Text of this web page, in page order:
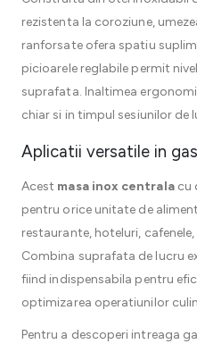
rezistenta la coroziune,
ranforsate ofera spatiu
picioarele reglabile permit
suprafata. Inaltimea
chiar si in timpul sesiunilor de
Aplicatii versatile in
Acest masa inox centralacu
pentru orice unitate de
restaurante, hoteluri,
Combina suprafata de lucru
fiind indispensabila pentru
optimizarea operatiunilor
Pentru a descoperi intreaga